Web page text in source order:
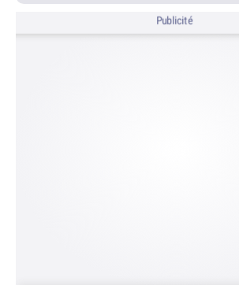
Publicité